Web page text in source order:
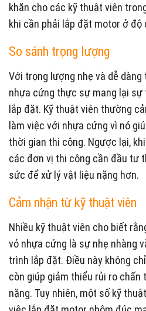
khăn cho các kỹ thuật viên
khi cần phải lắp đặt motor ở độ
So sánh trọng lượng
Với trọng lượng nhẹ và dễ dàng
nhựa cứng thực sự mang lại
lắp đặt. Kỹ thuật viên thường
làm việc với nhựa cứng vì nó
thời gian thi công. Ngược lại,
các đơn vị thi công cần đầu tư
sức để xử lý vật liệu nặng hơn.
Cảm nhận từ kỹ thuật viên
Nhiều kỹ thuật viên cho biết
vỏ nhựa cứng là sự nhẹ nhàng
trình lắp đặt. Điều này không
còn giúp giảm thiểu rủi ro chấn
nặng. Tuy nhiên, một số kỹ